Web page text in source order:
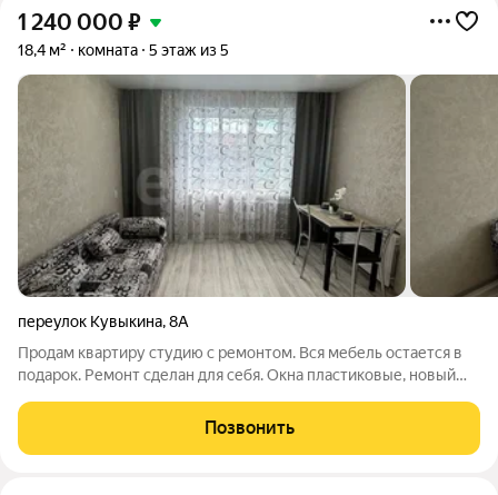
1 240 000 ₽
18,4 м² комната 5 этаж из 5
переулок Кувыкина,8А
Продам квартиру студию с ремонтом. Вся мебель остается в
подарок. Ремонт сделан для себя. Окна пластиковые, новый
старшая по дому всегда следит за порядком. Вся
инфраструктура рядом:
Позвонить